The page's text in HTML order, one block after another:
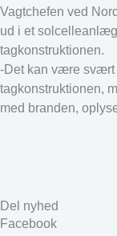
Vagtchefen ved
ud i et
tagkonstruktionen.
-Det kan være svært
tagkonstruktionen,
med branden,
Del nyhed
Facebook